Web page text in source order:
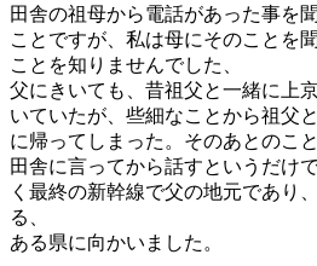
田舎の祖母から電話があった事を
ことですが、私は母にそのことを
ことを知りませんでした、
父にきいても、昔祖父と一緒に上
いていたが、些細なことから祖父
に帰ってしまった。そのあとのこ
田舎に言ってから話すというだけ
く最終の新幹線で父の地元であり
る、
ある県に向かいました。